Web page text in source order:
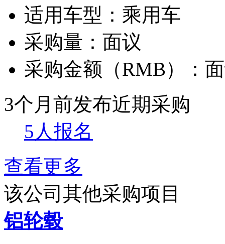
适用车型： 乘用车
采购量： 面议
采购金额（RMB）：
3个月前发布近期采购
5人报名
查看更多
该公司其他采购项目
铝轮毂